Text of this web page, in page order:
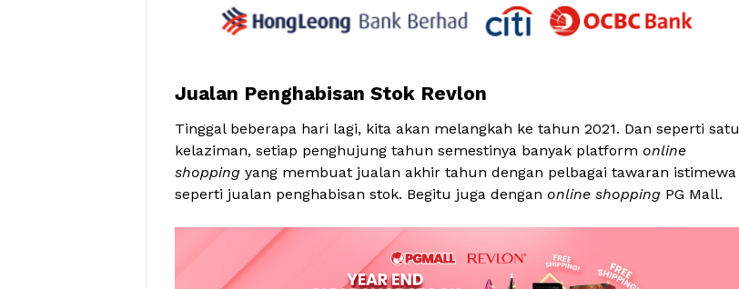
Jualan Penghabisan Stok Revlon
Tinggal beberapa hari lagi, kita akan melangkah ke tahun 2021. Dan seperti satu
kelaziman, setiap penghujung tahun semestinya banyak platform online
shopping yang membuat jualan akhir tahun dengan pelbagai tawaran istimewa
seperti jualan penghabisan stok. Begitu juga dengan online shopping PG Mall.